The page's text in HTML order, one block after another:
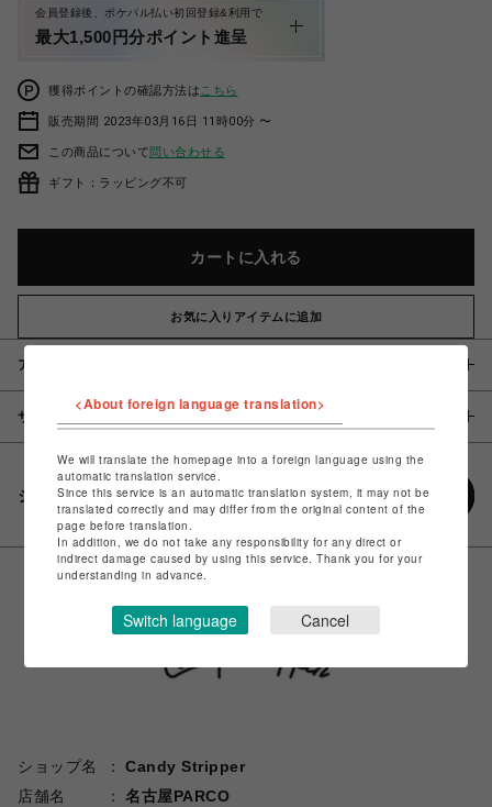
会員登録後、ポケパル払い初回登録&利用で
最大1,500円分ポイント進呈
獲得ポイントの確認方法は こちら
販売期間 2023年03月16日 11時00分 〜
この商品について問い合わせる
ギフト：ラッピング不可
カートに入れる
お気に入りアイテムに追加
アイテム説明 / 素材
サイズ
シェアする
ショップ名
Candy Stripper
店舗名
名古屋PARCO
<About foreign language translation>
We will translate the homepage into a foreign language using the
automatic translation service.
Since this service is an automatic translation system, it may not be
translated correctly and may differ from the original content of the
page before translation.
In addition, we do not take any responsibility for any direct or
indirect damage caused by using this service. Thank you for your
understanding in advance.
Switch language Cancel